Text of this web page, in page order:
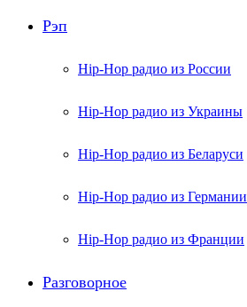
Рэп
Hip-Hop радио из России
Hip-Hop радио из Украины
Hip-Hop радио из Беларуси
Hip-Hop радио из Германии
Hip-Hop радио из Франции
Разговорное